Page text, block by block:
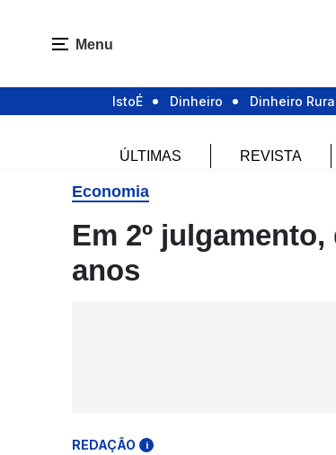
Menu
IstoÉ Dinheiro Dinheiro
ÚLTIMAS REVISTA
Economia
Em 2º
anos
REDAÇÃO i